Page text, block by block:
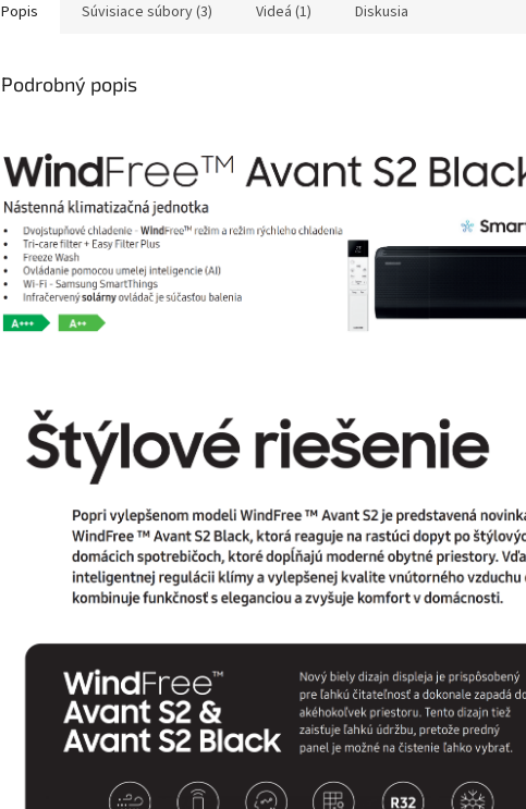
Popis Súvisiace súbory (3) Videá (1) Diskusia
Podrobný popis